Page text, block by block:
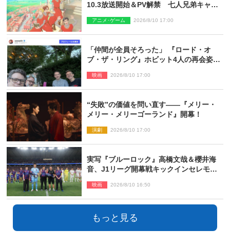
10.3放送開始＆PV解禁 七人兄弟キャス
アニメ･ゲーム 2026/8/10 17:00
「仲間が全員そろった」 『ロード・オ
ブ・ザ・リング』ホビット4人の再会姿に
映画 2026/8/10 17:00
“失敗”の価値を問い直す――『メリー・
メリー・メリーゴーランド』開幕！
演劇 2026/8/10 17:00
実写『ブルーロック』高橋文哉＆櫻井海
音、J1リーグ開幕戦キックインセレモニ
映画 2026/8/10 16:50
もっと見る